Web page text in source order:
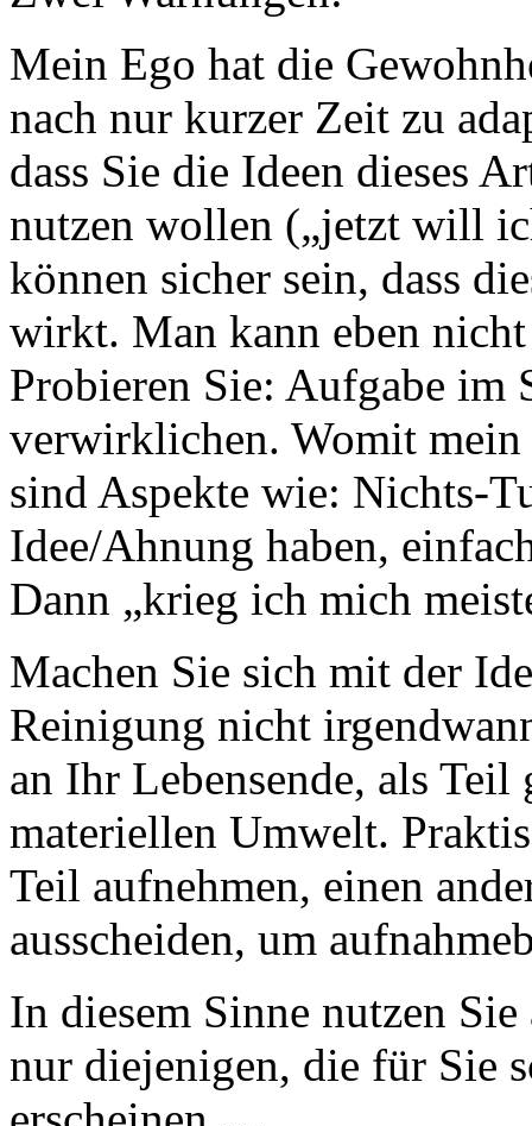
Mein Ego hat die
nach nur kurzer Zeit zu
dass Sie die Ideen dieses
nutzen wollen („jetzt will
können sicher sein, dass
wirkt. Man kann eben
Probieren Sie: Aufgabe im
verwirklichen. Womit mein
sind Aspekte wie: Nichts-
Idee/Ahnung haben,
Dann „krieg ich mich
Machen Sie sich mit der
Reinigung nicht
an Ihr Lebensende, als
materiellen Umwelt.
Teil aufnehmen, einen
ausscheiden, um
In diesem Sinne nutzen
nur diejenigen, die für Sie